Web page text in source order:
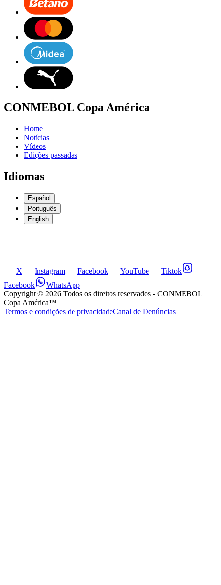
CONMEBOL Copa América
Home
Notícias
Vídeos
Edições passadas
Idiomas
Español
Português
English
X Instagram Facebook YouTube
Tiktok
Facebook
WhatsApp
Copyright © 2026 Todos os direitos reservados - CONMEBOL
Copa América™
Termos e condições de privacidadeCanal de Denúncias